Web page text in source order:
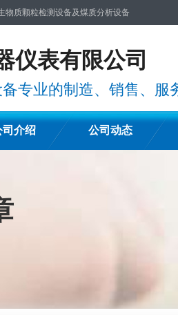
物质颗粒检测设备及煤质分析设备
仪表有限公司
专业的制造、销售、服
司介绍 公司动态